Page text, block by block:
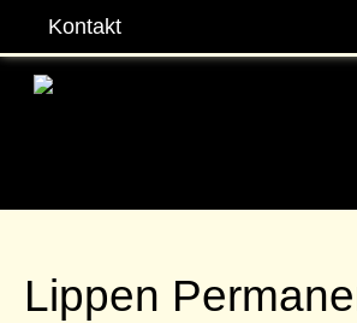
Kontakt
Lippen